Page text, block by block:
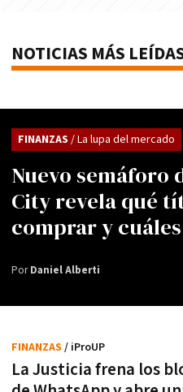
NOTICIAS MÁS
Nuevo semáforo
City revela qué
comprar y
FINANZAS / La lupa del mercado
PorDaniel Alberti
La Justicia frena los
FINANZAS / iProUP